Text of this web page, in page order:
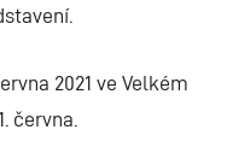
2021 ve Velkém
června.